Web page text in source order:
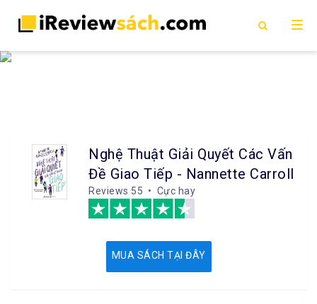
Nghệ Thuật Giải Quyết Các Vấn
Đề Giao Tiếp - Nannette Carroll
Reviews 55 • Cực hay
MUA SÁCH TẠI ĐÂY